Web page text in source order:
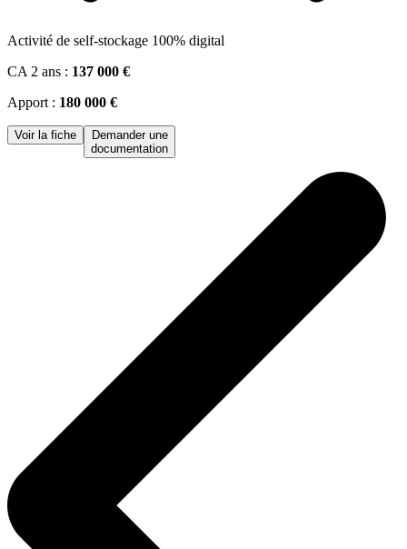
Activité de self-stockage 100% digital
CA 2 ans : 137 000 €
Apport : 180 000 €
Voir la fiche
Demander une
documentation